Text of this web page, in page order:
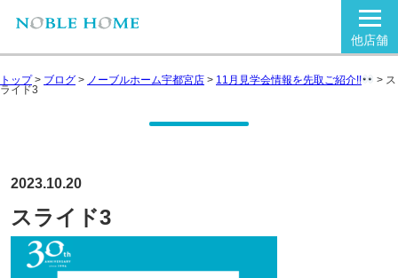
他店舗
トップ> ブログ > ノーブルホーム宇都宮店 > 11月見学会情報を先取ご紹介!! > ス
ライド3
2023.10.20
スライド3